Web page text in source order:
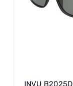
INVU B2025D